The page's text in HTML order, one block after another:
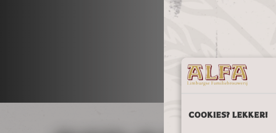
COOKIES? LEKKER!